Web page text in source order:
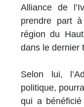
Alliance de
prendre part
région du
dans le dernier
Selon lui,
politique,
qui a